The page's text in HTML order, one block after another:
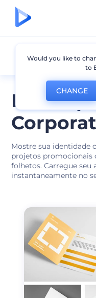
Mostre sua identidade
projetos promocionais
folhetos. Carregue seu
instantaneamente no
Mockup de
Would you like to
to
CHANGE